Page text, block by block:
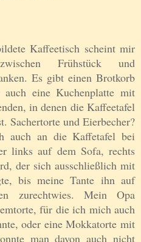
Kaffeetisch scheint mir
Frühstück und
Es gibt einen Brotkorb
eine Kuchenplatte mit
in denen die Kaffeetafel
Sachertorte und Eierbecher?
auch an die Kaffetafel bei
links auf dem Sofa, rechts
der sich ausschließlich mit
bis meine Tante ihn auf
zurechtwies. Mein Opa
für die ich mich auch
oder eine Mokkatorte mit
man davon auch nicht